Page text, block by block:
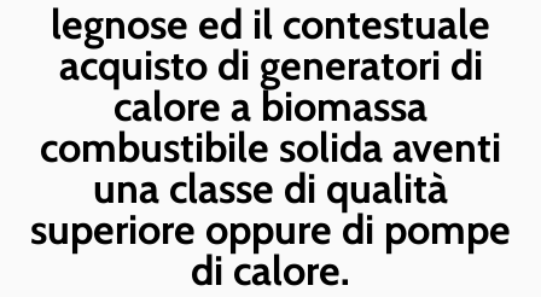
legnose ed il contestuale
acquisto di generatori di
calore a biomassa
combustibile solida aventi
una classe di qualità
superiore oppure di pompe
di calore.